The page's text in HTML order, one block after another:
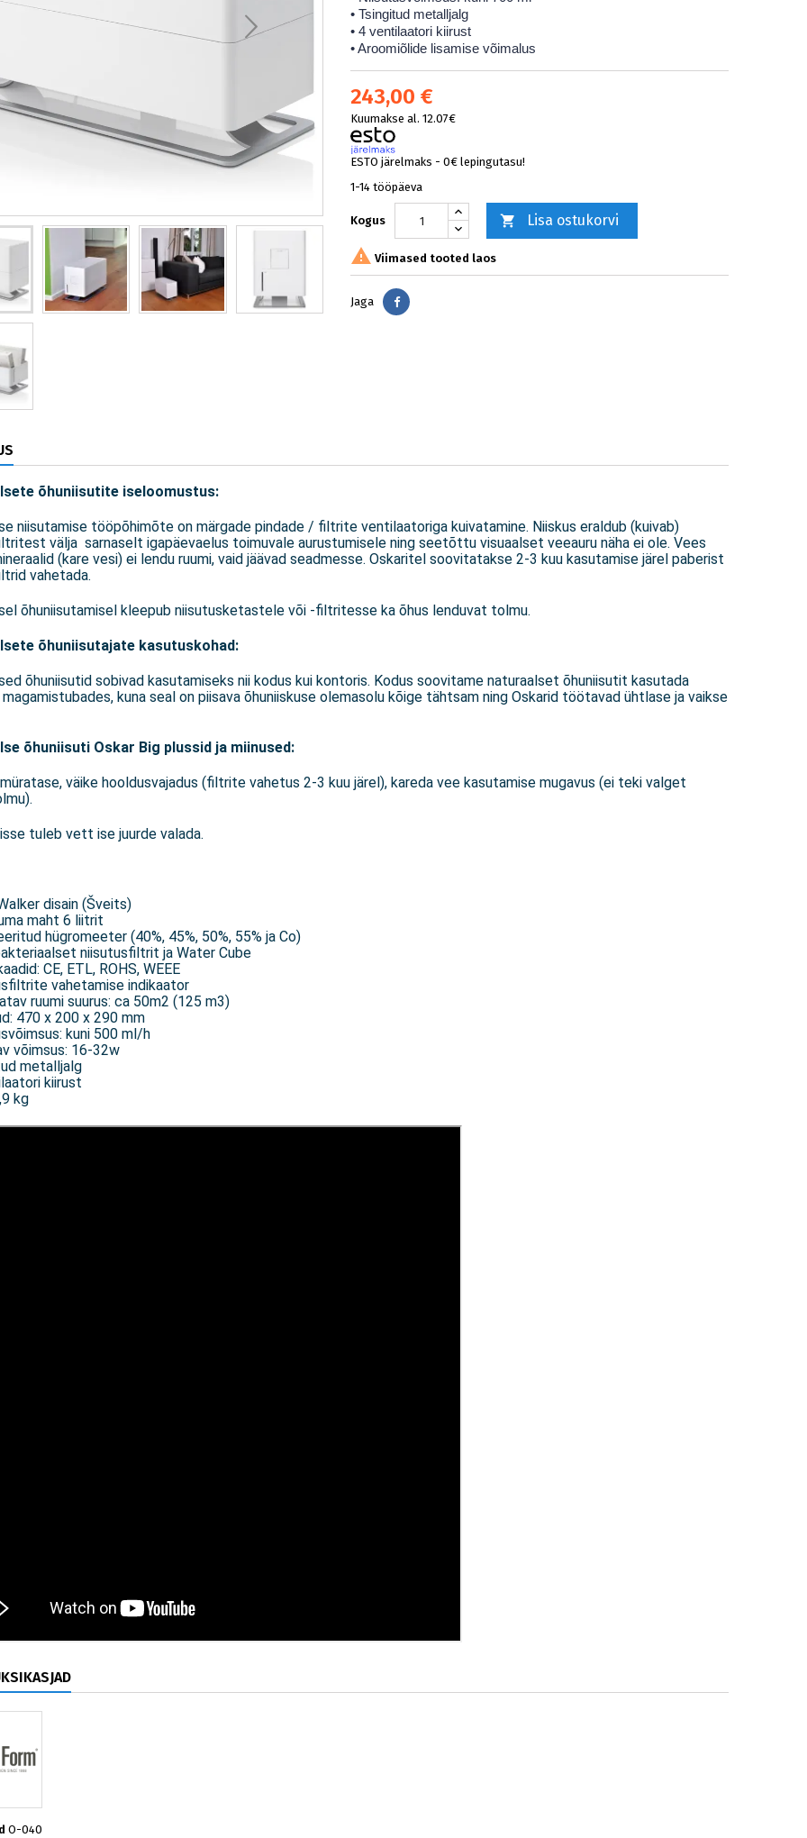
• Tsingitud metalljalg
• 4 ventilaatori kiirust
• Aroomiõlide lisamise võimalus
243,00 €
Kuumakse al. 12.07€
ESTO järelmaks - 0€ lepingutasu!
1-14 tööpäeva
Kogus  Lisa ostukorvi
 Viimased tooted laos
Jaga Jaga
õhuniisutite iseloomustus:
niisutamise tööpõhimõte on märgade pindade / filtrite ventilaatoriga kuivatamine. Niiskus eraldub (kuivab)
välja sarnaselt igapäevaelus toimuvale aurustumisele ning seetõttu visuaalset veeauru näha ei ole. Vees
(kare vesi) ei lendu ruumi, vaid jäävad seadmesse. Oskaritel soovitatakse 2-3 kuu kasutamise järel paberist
vahetada.
õhuniisutamisel kleepub niisutusketastele või -filtritesse ka õhus lenduvat tolmu.
õhuniisutajate kasutuskohad:
õhuniisutid sobivad kasutamiseks nii kodus kui kontoris. Kodus soovitame naturaalset õhuniisutit kasutada
kuna seal on piisava õhuniiskuse olemasolu kõige tähtsam ning Oskarid töötavad ühtlase ja vaikse
õhuniisuti Oskar Big plussid ja miinused:
väike hooldusvajadus (filtrite vahetus 2-3 kuu järel), kareda vee kasutamise mugavus (ei teki valget
tuleb vett ise juurde valada.
disain (Šveits)
maht 6 liitrit
hügromeeter (40%, 45%, 50%, 55% ja Co)
niisutusfiltrit ja Water Cube
CE, ETL, ROHS, WEEE
vahetamise indikaator
ruumi suurus: ca 50m2 (125 m3)
470 x 200 x 290 mm
kuni 500 ml/h
võimsus: 16-32w
metalljalg
kiirust
kg
O-040